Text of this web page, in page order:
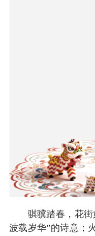
骐骥踏春，花街
波载岁华”的诗意；